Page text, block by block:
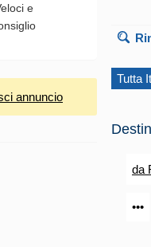
e
annuncio
Tutta
da
•••